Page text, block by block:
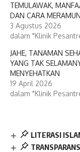
TEMULAWAK,
DAN CARA
3 Agustus 2026
dalam "Klinik
JAHE, TANAMAN
YANG TAK
MENYEHATKAN
19 April 2026
dalam "Klinik
LITERASI